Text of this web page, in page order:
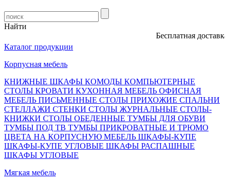
Найти
Бесплатная доставка,
Каталог продукции
Корпусная мебель
КНИЖНЫЕ ШКАФЫ КОМОДЫ КОМПЬЮТЕРНЫЕ
СТОЛЫ КРОВАТИ КУХОННАЯ МЕБЕЛЬ ОФИСНАЯ
МЕБЕЛЬ ПИСЬМЕННЫЕ СТОЛЫ ПРИХОЖИЕ СПАЛЬНИ
СТЕЛЛАЖИ СТЕНКИ СТОЛЫ ЖУРНАЛЬНЫЕ СТОЛЫ-
КНИЖКИ СТОЛЫ ОБЕДЕННЫЕ ТУМБЫ ДЛЯ ОБУВИ
ТУМБЫ ПОД ТВ ТУМБЫ ПРИКРОВАТНЫЕ И ТРЮМО
ЦВЕТА НА КОРПУСНУЮ МЕБЕЛЬ ШКАФЫ-КУПЕ
ШКАФЫ-КУПЕ УГЛОВЫЕ ШКАФЫ РАСПАШНЫЕ
ШКАФЫ УГЛОВЫЕ
Мягкая мебель